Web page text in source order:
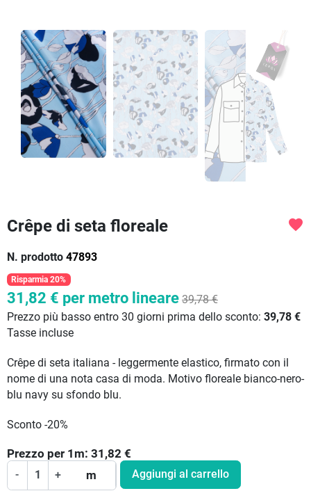
Crêpe di seta floreale
N. prodotto 47893
favorite
Risparmia 20%
31,82 € per metro lineare 39,78 €
Prezzo più basso entro 30 giorni prima dello sconto: 39,78 €
Tasse incluse
Crêpe di seta italiana - leggermente elastico, firmato con il
nome di una nota casa di moda. Motivo floreale bianco-nero-
blu navy su sfondo blu.
Sconto -20%
Prezzo per 1 m: 31,82 €
- + m Aggiungi al carrello